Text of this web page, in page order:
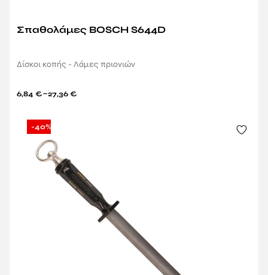
Σπαθολάμες BOSCH S644D
Δίσκοι κοπής - Λάμες πριονιών
6,84 €–27,36 €
-40%